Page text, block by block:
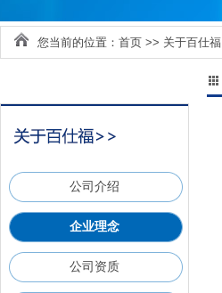
您当前的位置： 首页 >> 关于百仕福
公司介绍
企业理念
公司资质